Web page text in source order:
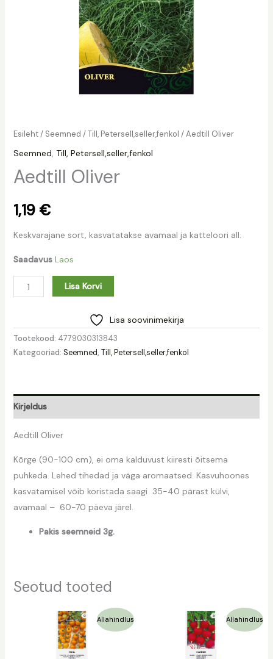
Esileht/ Seemned /Till, Petersell,seller,fenkol / Aedtill Oliver
Seemned, Till, Petersell,seller,fenkol
Aedtill Oliver
1,19 €
Keskvarajane sort, kasvatatakse avamaal ja katteloori all.
Saadavus Laos
Lisa Korvi
Lisa soovinimekirja
Tootekood: 4779030313843
Kategooriad: Seemned, Till, Petersell,seller,fenkol
Kirjeldus
Aedtill Oliver
Kõrge (90-100 cm), ei oma kalduvust kiiresti õitsema
puhkeda. Lehed tihedad ja väga aromaatsed. Kasvuhoones
kasvatamisel võib koristada saagi 35-40 pärast külvi,
avamaal – 60-70 päeva järel.
Pakis seemneid 3g.
Seotud tooted
Allahindlus
Praegune
hind
on:
1,00 €.
Allahindlus
1,09 €.
Praegune
hind
on:
0,30 €.